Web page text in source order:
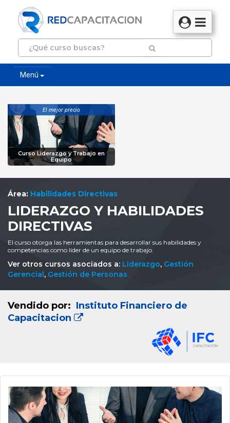
Menú
El mejor precio
Curso Liderazgo y Trabajo en
Equipo
Área: Habilidades Directivas
LIDERAZGO Y HABILIDADES
DIRECTIVAS
El curso otorga las herramientas para desarrollar sus habilidades y
competencias como líder de un equipo de trabajo.
Ver otros cursos asociados a: Liderazgo, Gestión
Gerencial, Gestión de Personas
Vendido por: Instituto Financiero de
Capacitacion